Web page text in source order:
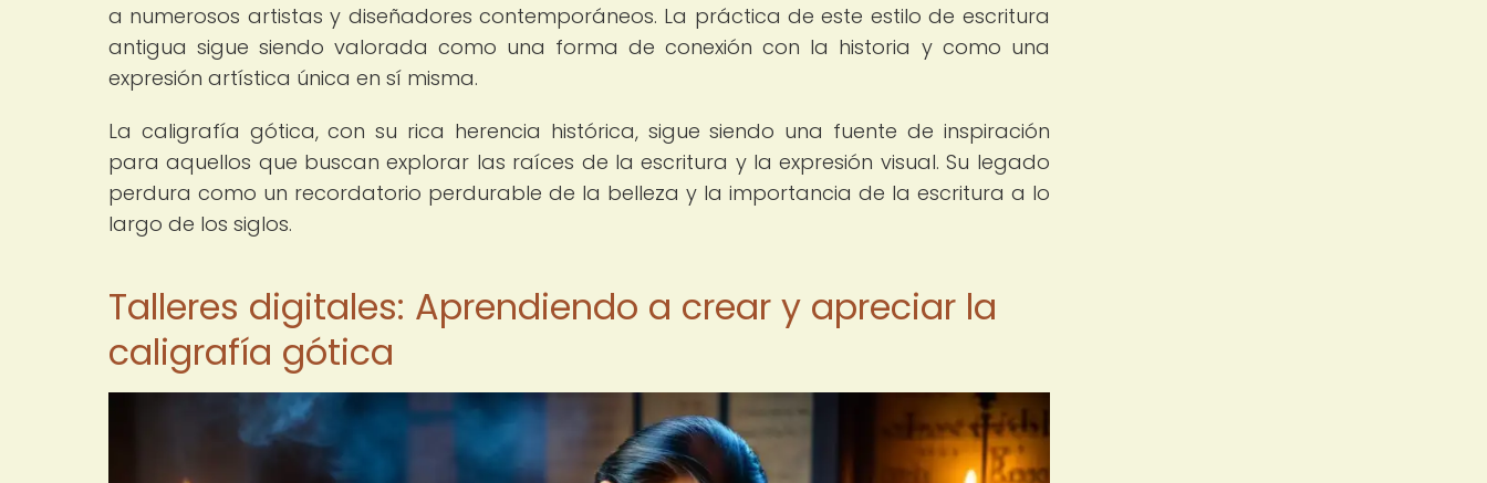
a numerosos artistas y diseñadores contemporáneos. La práctica de este estilo de escritura
antigua sigue siendo valorada como una forma de conexión con la historia y como una
expresión artística única en sí misma.
La caligrafía gótica, con su rica herencia histórica, sigue siendo una fuente de inspiración
para aquellos que buscan explorar las raíces de la escritura y la expresión visual. Su legado
perdura como un recordatorio perdurable de la belleza y la importancia de la escritura a lo
largo de los siglos.
Talleres digitales: Aprendiendo a crear y apreciar la
caligrafía gótica